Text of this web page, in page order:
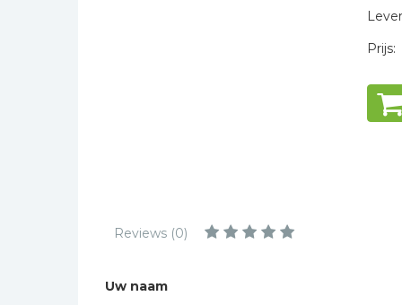
Toeristische kaarten en
gidsen
Prijs:
Reviews (0)
Uw naam